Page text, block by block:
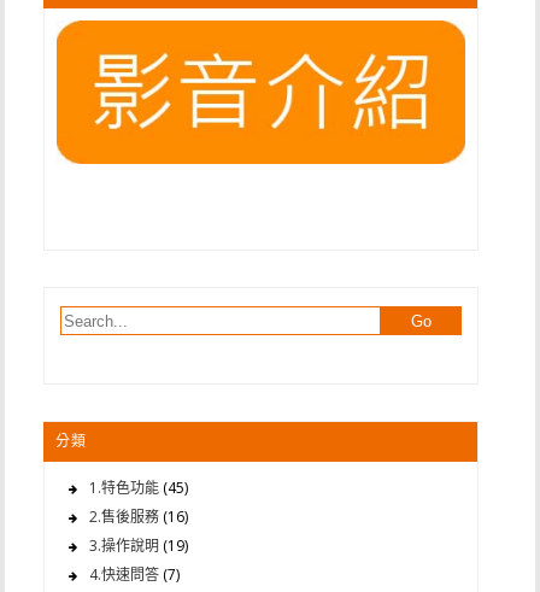
分類
1.特色功能(45)
2.售後服務(16)
3.操作說明(19)
4.快速問答(7)